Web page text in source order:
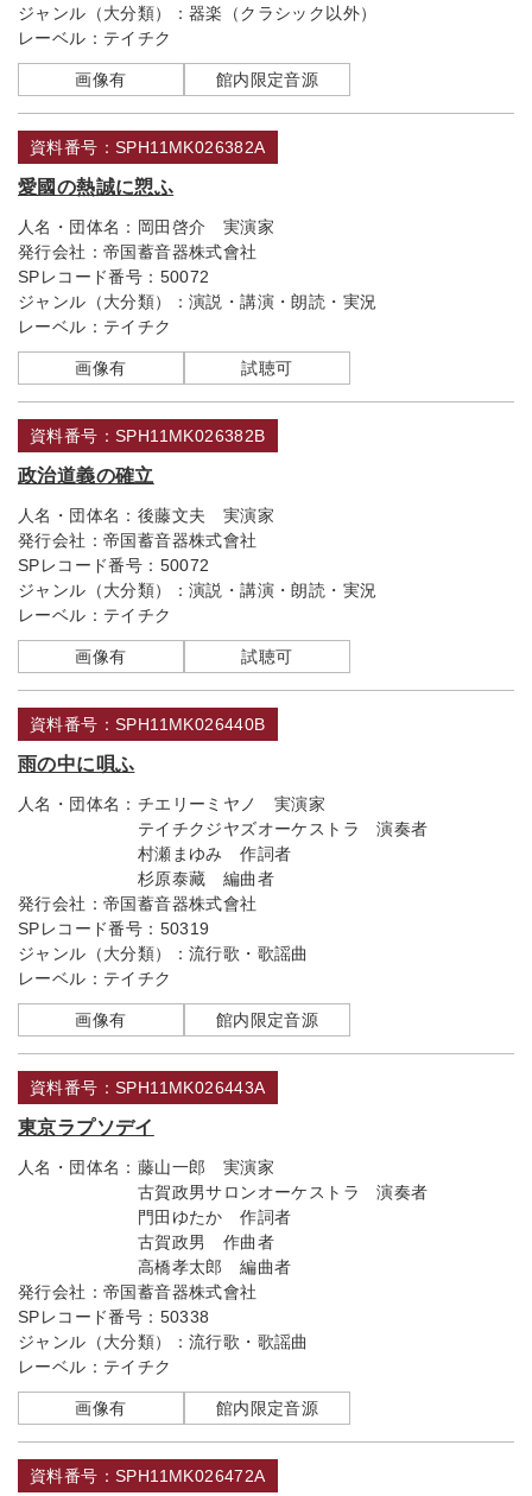
ジャンル（大分類）： 器楽（クラシック以外）
レーベル： テイチク
画像有 館内限定音源
資料番号：SPH11MK026382A
愛國の熱誠に愬ふ
人名・団体名： 岡田啓介 実演家
発行会社： 帝国蓄音器株式會社
SPレコード番号： 50072
ジャンル（大分類）： 演説・講演・朗読・実況
レーベル： テイチク
画像有 試聴可
資料番号：SPH11MK026382B
政治道義の確立
人名・団体名： 後藤文夫 実演家
発行会社： 帝国蓄音器株式會社
SPレコード番号： 50072
ジャンル（大分類）： 演説・講演・朗読・実況
レーベル： テイチク
画像有 試聴可
資料番号：SPH11MK026440B
雨の中に唄ふ
人名・団体名： チエリーミヤノ 実演家
テイチクジヤズオーケストラ 演奏者
村瀬まゆみ 作詞者
杉原泰藏 編曲者
発行会社： 帝国蓄音器株式會社
SPレコード番号： 50319
ジャンル（大分類）： 流行歌・歌謡曲
レーベル： テイチク
画像有 館内限定音源
資料番号：SPH11MK026443A
東京ラプソデイ
人名・団体名： 藤山一郎 実演家
古賀政男サロンオーケストラ 演奏者
門田ゆたか 作詞者
古賀政男 作曲者
高橋孝太郎 編曲者
発行会社： 帝国蓄音器株式會社
SPレコード番号： 50338
ジャンル（大分類）： 流行歌・歌謡曲
レーベル： テイチク
画像有 館内限定音源
資料番号：SPH11MK026472A